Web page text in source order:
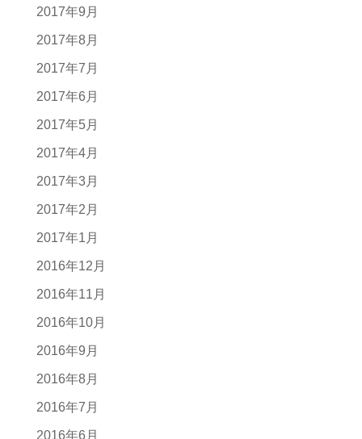
2017年9月
2017年8月
2017年7月
2017年6月
2017年5月
2017年4月
2017年3月
2017年2月
2017年1月
2016年12月
2016年11月
2016年10月
2016年9月
2016年8月
2016年7月
2016年6月